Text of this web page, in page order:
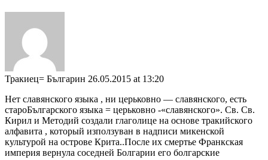
Тракиец= Българин 26.05.2015 at 13:20
Нет славянского языка , ни церьковно — славянского, есть
староБългарского языка = церьковно -«славянского». Св. Св.
Кирил и Методий создали глаголице на основе тракийского
алфавита , который използуван в надписи микенской
культурой на острове Крита..После их смертье Франкская
империя вернула соседней Болгарии его болгарские